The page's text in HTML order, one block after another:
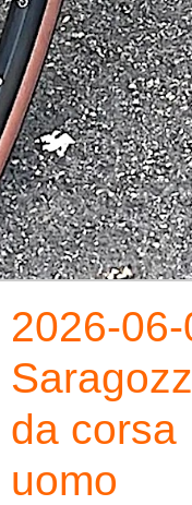
2026-
da corsa
uomo